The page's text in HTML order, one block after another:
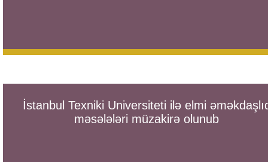
İstanbul Texniki Universiteti ilə elmi
məsələləri müzakirə olunub